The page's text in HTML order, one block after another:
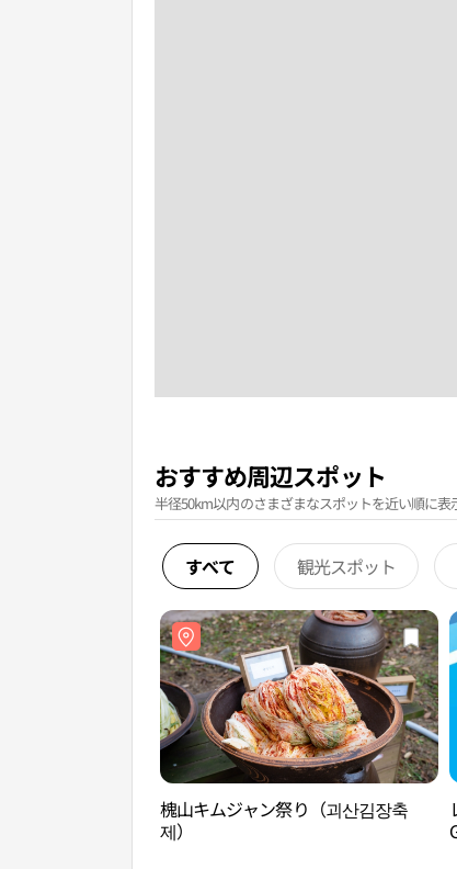
おすすめ周辺スポット
半径50km以内のさまざまなスポットを近い順に表
すべて 観光スポット
槐山キムジャン祭り（괴산김장축
제）